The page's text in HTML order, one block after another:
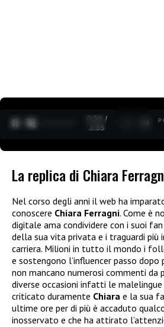
0:21 /
3:35
La replica di Chiara
Nel corso degli anni il web ha
conoscere Chiara Ferragni. Come è
digitale ama condividere con i suoi
della sua vita privata e i traguardi più
carriera. Milioni in tutto il mondo i
e sostengono l’influencer passo
non mancano numerosi commenti da
diverse occasioni infatti le
criticato duramente Chiara e la sua
ultime ore per di più è accaduto
inosservato e che ha attirato